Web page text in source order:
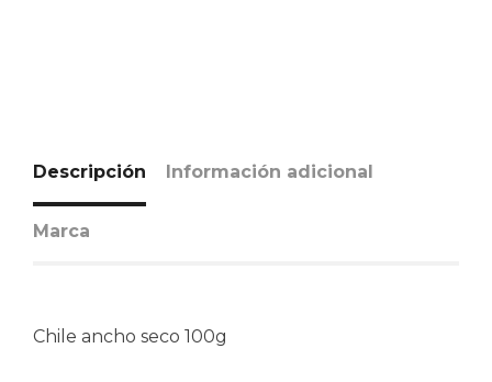
Descripción Información adicional
Marca
Chile ancho seco 100g